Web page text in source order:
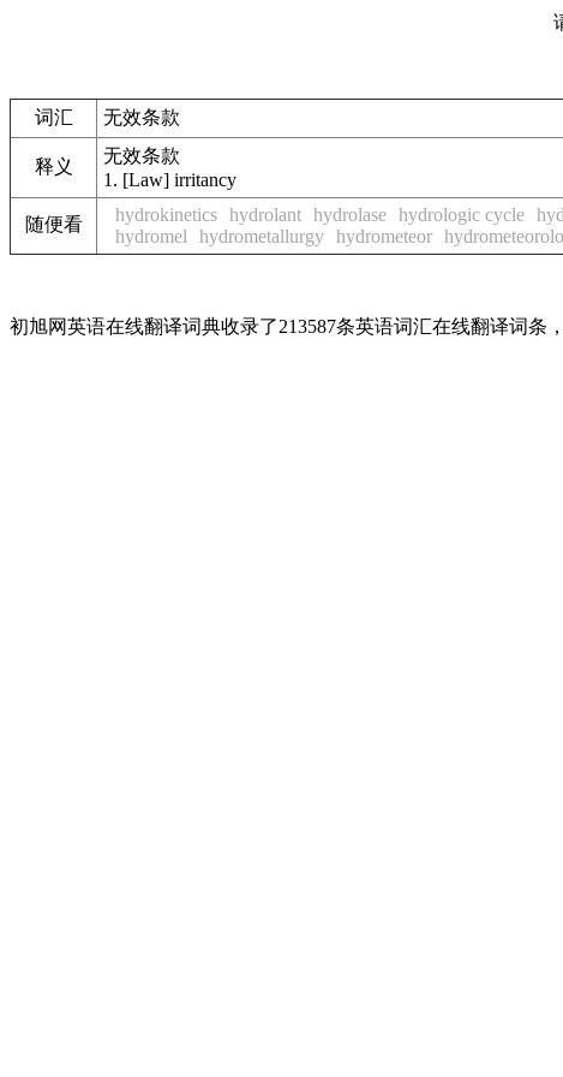
词汇 无效条款
释义
无效条款
1. [Law] irritancy
随便看 hydrokinetics hydrolant hydrolase hydrologic cycle
hydromel
hydrometallurgy hydrometeor
初旭网英语在线翻译词典收录了213587条英语词汇在线翻译词条